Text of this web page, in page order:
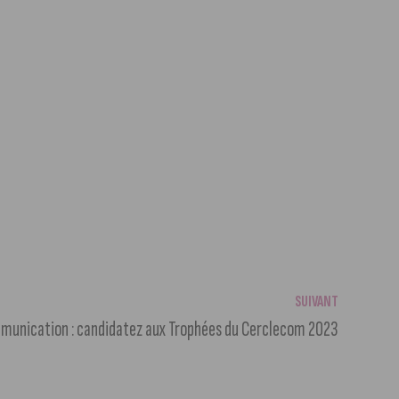
SUIVANT
: candidatez aux Trophées du Cerclecom 2023